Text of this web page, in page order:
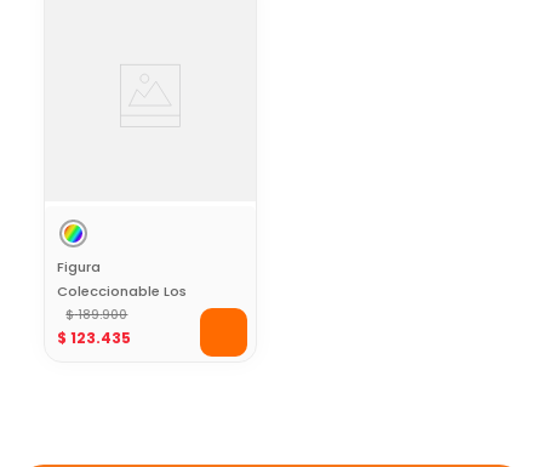
Figura
Coleccionable Los
Simpsons Hombre
Radioactivo 5"
$ 189.900
$ 123.435